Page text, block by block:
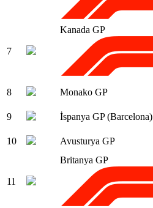
7
Kanada GP
8 Monako GP
9 İspanya GP (Barcelona)
10 Avusturya GP
11
Britanya GP